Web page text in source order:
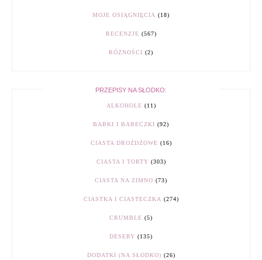
MOJE OSIĄGNIĘCIA (18)
RECENZJE (567)
RÓŻNOŚCI (2)
PRZEPISY NA SŁODKO:
ALKOHOLE (11)
BABKI I BABECZKI (92)
CIASTA DROŻDŻOWE (16)
CIASTA I TORTY (303)
CIASTA NA ZIMNO (73)
CIASTKA I CIASTECZKA (274)
CRUMBLE (5)
DESERY (135)
DODATKI (NA SŁODKO) (26)